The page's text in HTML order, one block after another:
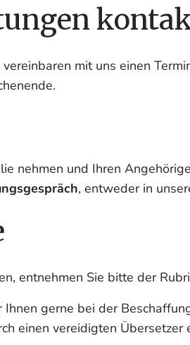
vereinbaren mit uns einen
nehmen und Ihren
, entweder in
entnehmen Sie bitte der
gerne bei der
einen vereidigten Übersetzer